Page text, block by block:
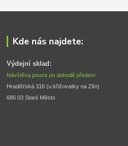
Kde nás najdete:
Výdejní sklad:
Návštěva pouze po dohodě předem
Hradišťská 316 (u křižovatky na Zlín)
686 03 Staré Město